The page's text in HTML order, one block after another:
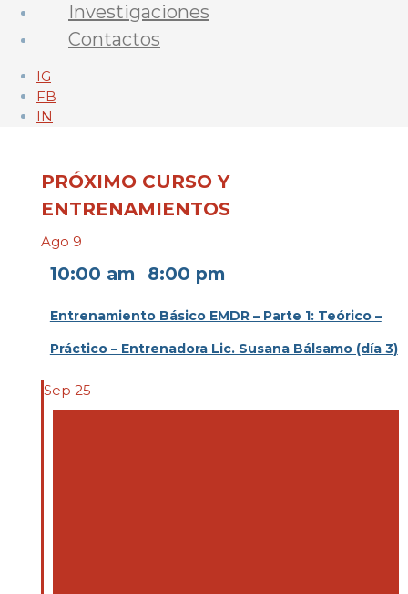
Investigaciones
Contactos
IG
FB
IN
PRÓXIMO CURSO Y
ENTRENAMIENTOS
Ago 9
10:00 am - 8:00 pm
Entrenamiento Básico EMDR – Parte 1: Teórico –
Práctico – Entrenadora Lic. Susana Bálsamo (día 3)
Sep 25